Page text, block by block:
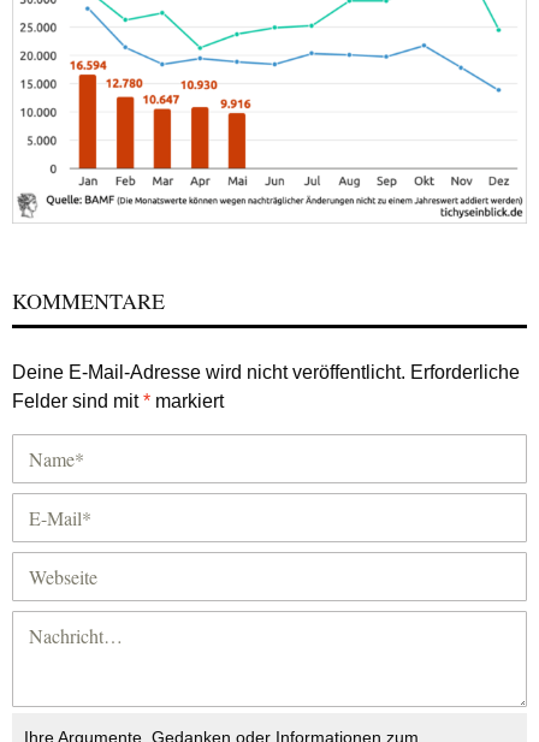
KOMMENTARE
Deine E-Mail-Adresse wird nicht veröffentlicht. Erforderliche
Felder sind mit* markiert
Ihre Argumente, Gedanken oder Informationen zum